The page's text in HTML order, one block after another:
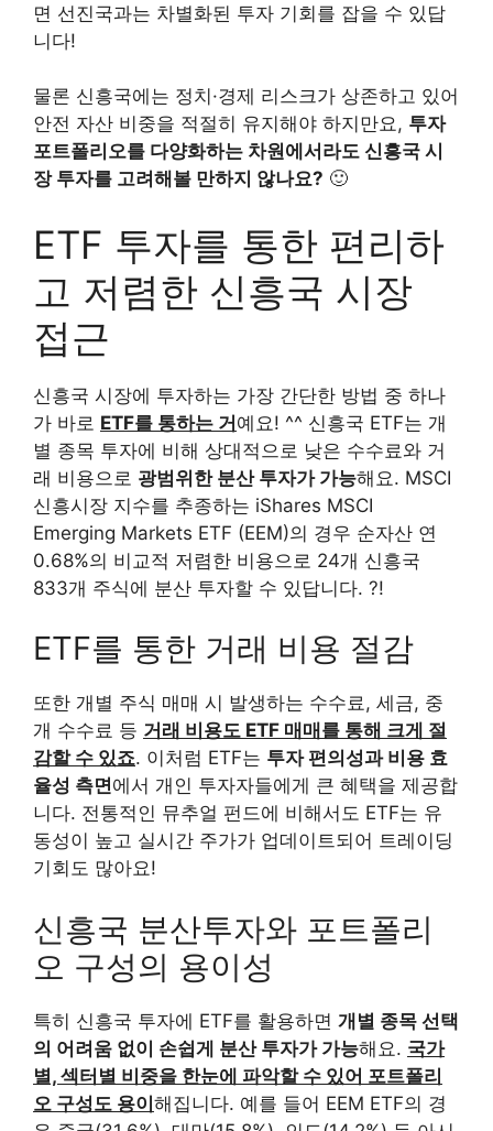
면 선진국과는 차별화된 투자 기회를 잡을 수 있답
니다!
물론 신흥국에는 정치·경제 리스크가 상존하고 있어
안전 자산 비중을 적절히 유지해야 하지만요, 투자
포트폴리오를 다양화하는 차원에서라도 신흥국 시
장 투자를 고려해볼 만하지 않나요? 🙂
ETF 투자를 통한 편리하
고 저렴한 신흥국 시장
접근
신흥국 시장에 투자하는 가장 간단한 방법 중 하나
가 바로 ETF를 통하는 거예요! ^^ 신흥국 ETF는 개
별 종목 투자에 비해 상대적으로 낮은 수수료와 거
래 비용으로 광범위한 분산 투자가 가능해요. MSCI
신흥시장 지수를 추종하는 iShares MSCI
Emerging Markets ETF (EEM)의 경우 순자산 연
0.68%의 비교적 저렴한 비용으로 24개 신흥국
833개 주식에 분산 투자할 수 있답니다. ?!
ETF를 통한 거래 비용 절감
또한 개별 주식 매매 시 발생하는 수수료, 세금, 중
개 수수료 등 거래 비용도 ETF 매매를 통해 크게 절
감할 수 있죠. 이처럼 ETF는 투자 편의성과 비용 효
율성 측면에서 개인 투자자들에게 큰 혜택을 제공합
니다. 전통적인 뮤추얼 펀드에 비해서도 ETF는 유
동성이 높고 실시간 주가가 업데이트되어 트레이딩
기회도 많아요!
신흥국 분산투자와 포트폴리
오 구성의 용이성
특히 신흥국 투자에 ETF를 활용하면 개별 종목 선택
의 어려움 없이 손쉽게 분산 투자가 가능해요. 국가
별, 섹터별 비중을 한눈에 파악할 수 있어 포트폴리
오 구성도 용이해집니다. 예를 들어 EEM ETF의 경